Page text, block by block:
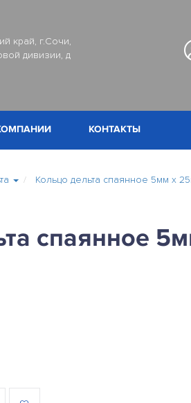
край, г.Сочи,
дивизии, д
КОНТАКТЫ
Кольцо дельта спаянное 5мм х
спаянное